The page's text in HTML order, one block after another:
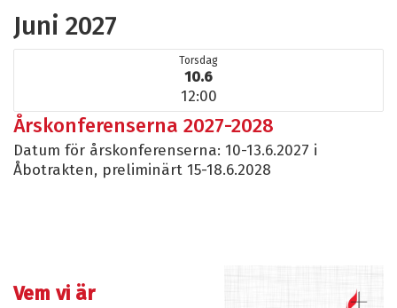
Juni 2027
Torsdag
10.6
12:00
Årskonferenserna 2027-2028
Datum för årskonferenserna: 10-13.6.2027 i
Åbotrakten, preliminärt 15-18.6.2028
Vem vi är